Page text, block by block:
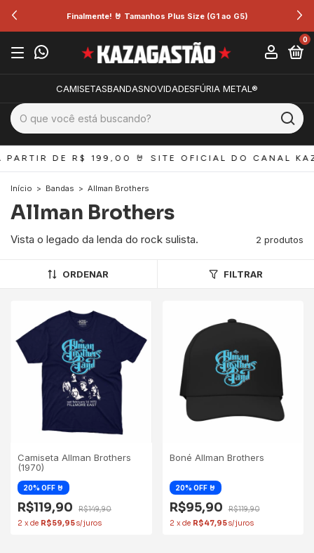
Finalmente! 🤘 Tamanhos Plus Size (G1 ao G5)
0
CAMISETASBANDASNOVIDADESFÚRIA METAL®
PARTIR DE R$ 199,00 🤘 SITE OFICIAL DO CANAL
Início > Bandas > Allman Brothers
Allman Brothers
Vista o legado da lenda do rock sulista. 2 produtos
ORDENAR FILTRAR
Camiseta Allman Brothers
(1970)
R$119,90
R$149,90
2 x de R$59,95
Boné Allman Brothers
R$95,90
R$119,90
2 x de R$47,95